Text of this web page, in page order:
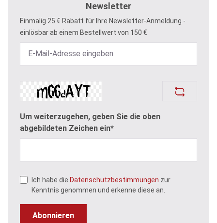
Newsletter
Einmalig 25 € Rabatt für Ihre Newsletter-Anmeldung -
einlösbar ab einem Bestellwert von 150 €
Um weiterzugehen, geben Sie die oben
abgebildeten Zeichen ein*
Ich habe die Datenschutzbestimmungen zur
Kenntnis genommen und erkenne diese an.
Abonnieren